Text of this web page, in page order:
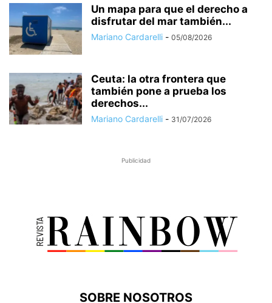
Un mapa para que el derecho a
disfrutar del mar también...
Mariano Cardarelli - 05/08/2026
Ceuta: la otra frontera que
también pone a prueba los
derechos...
Mariano Cardarelli - 31/07/2026
Publicidad
SOBRE NOSOTROS